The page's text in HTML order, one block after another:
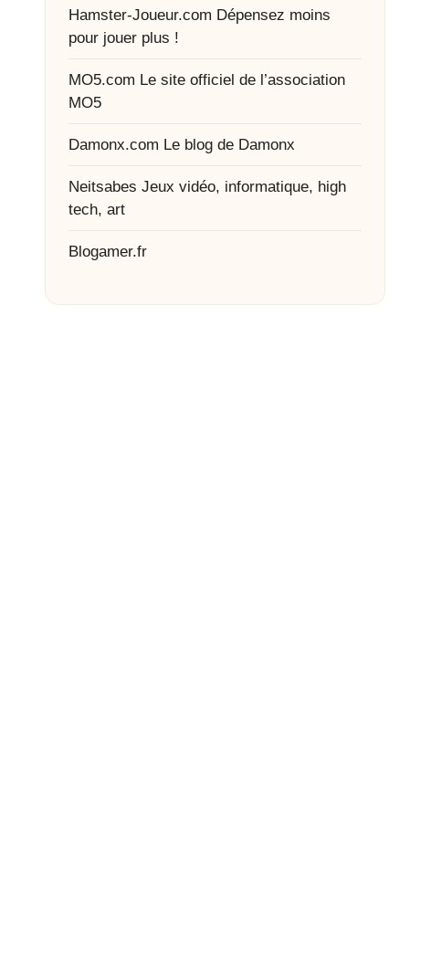
Hamster-Joueur.com Dépensez moins
pour jouer plus !
MO5.com Le site officiel de l’association
MO5
Damonx.com Le blog de Damonx
Neitsabes Jeux vidéo, informatique, high
tech, art
Blogamer.fr